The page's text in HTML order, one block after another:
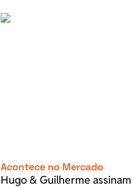
Acontece no Mercado
Hugo & Guilherme